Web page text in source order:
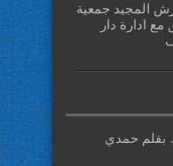
المجيد جمعية
ادارة دار
بقلم حمدي